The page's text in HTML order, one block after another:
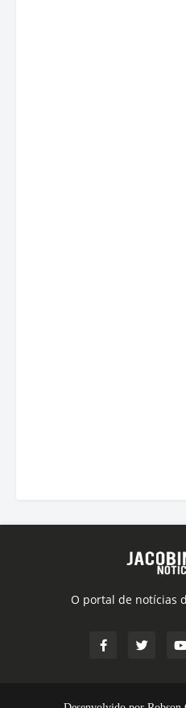
O portal de notícias